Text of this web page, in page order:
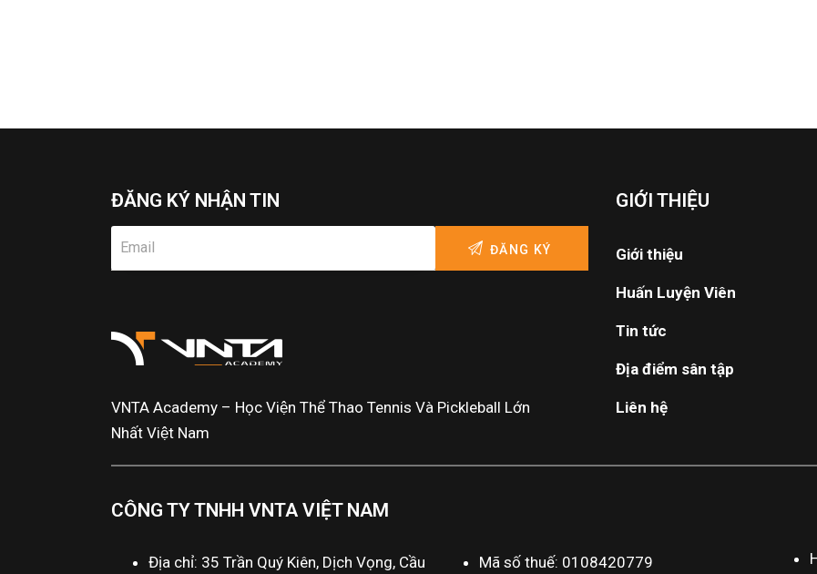
ĐĂNG KÝ NHẬN TIN
VNTA Academy – Học Viện Thể Thao Tennis Và Pickleball Lớn
Nhất Việt Nam
GIỚI THIỆU
Giới thiệu
Huấn Luyện Viên
Tin tức
Địa điểm sân tập
Liên hệ
CÔNG TY TNHH VNTA VIỆT NAM
Địa chỉ: 35 Trần Quý Kiên, Dịch Vọng, Cầu
Mã số thuế: 0108420779